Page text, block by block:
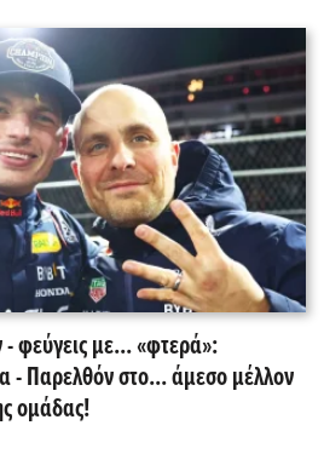
φεύγεις με... «φτερά»:
- Παρελθόν στο... άμεσο μέλλον
ομάδας!